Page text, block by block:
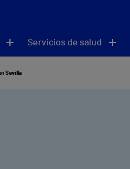
Servicios de salud
Sevilla